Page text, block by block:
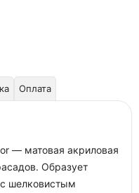
Оплата
— матовая акриловая
Образует
шелковистым